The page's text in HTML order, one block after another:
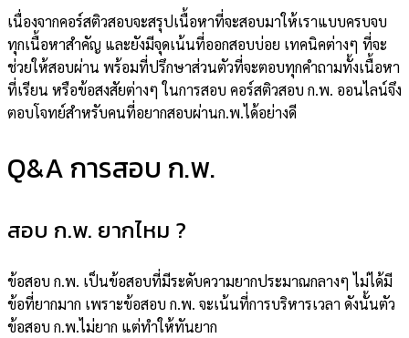
เนื่องจากคอร์สติวสอบจะสรุปเนื้อหาที่จะสอบมาให้เราแบบครบจบ
ทุกเนื้อหาสำคัญ และยังมีจุดเน้นที่ออกสอบบ่อย เทคนิคต่างๆ ที่จะ
ช่วยให้สอบผ่าน พร้อมที่ปรึกษาส่วนตัวที่จะตอบทุกคำถามทั้งเนื้อหา
ที่เรียน หรือข้อสงสัยต่างๆ ในการสอบ คอร์สติวสอบ ก.พ. ออนไลน์จึง
ตอบโจทย์สำหรับคนที่อยากสอบผ่านก.พ.ได้อย่างดี
Q&A การสอบ ก.พ.
สอบ ก.พ. ยากไหม ?
ข้อสอบ ก.พ. เป็นข้อสอบที่มีระดับความยากประมาณกลางๆ ไม่ได้มี
ข้อที่ยากมาก เพราะข้อสอบ ก.พ. จะเน้นที่การบริหารเวลา ดังนั้นตัว
ข้อสอบ ก.พ.ไม่ยาก แต่ทำให้ทันยาก